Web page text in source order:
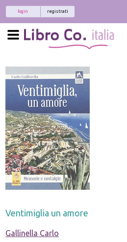
registrati
login
Ventimiglia un amore
Gallinella Carlo